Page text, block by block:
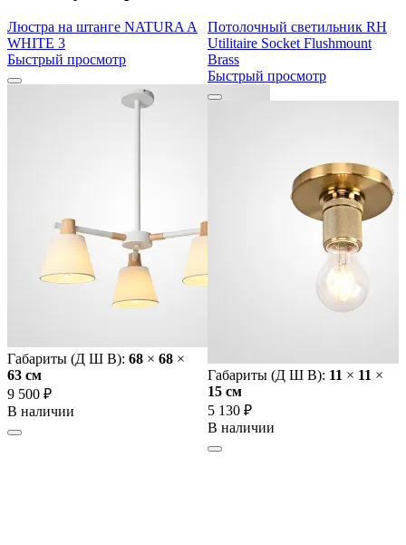
Люстра на штанге NATURA A
WHITE 3
Быстрый просмотр
Габариты (Д Ш В): 68 × 68 ×
63 cм
9 500 ₽
В наличии
Потолочный светильник RH
Utilitaire Socket Flushmount
Brass
Быстрый просмотр
Габариты (Д Ш В): 11 × 11 ×
15 cм
5 130 ₽
В наличии